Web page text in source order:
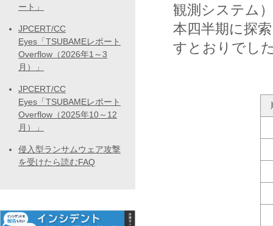
観測システム
本四半期に探
すとおりでし
ート」
JPCERT/CC
Eyes「TSUBAMEレポート
Overflow（2026年1～3
月）」
JPCERT/CC
Eyes「TSUBAMEレポート
Overflow（2025年10～12
月）」
侵入型ランサムウェア攻撃
を受けたら読むFAQ